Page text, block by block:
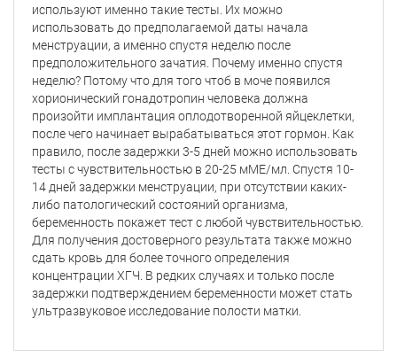
используют именно такие тесты. Их можно
использовать до предполагаемой даты начала
менструации, а именно спустя неделю после
предположительного зачатия. Почему именно спустя
неделю? Потому что для того чтоб в моче появился
хорионический гонадотропин человека должна
произойти имплантация оплодотворенной яйцеклетки,
после чего начинает вырабатываться этот гормон. Как
правило, после задержки 3-5 дней можно использовать
тесты с чувствительностью в 20-25 мМЕ/мл. Спустя 10-
14 дней задержки менструации, при отсутствии каких-
либо патологический состояний организма,
беременность покажет тест с любой чувствительностью.
Для получения достоверного результата также можно
сдать кровь для более точного определения
концентрации ХГЧ. В редких случаях и только после
задержки подтверждением беременности может стать
ультразвуковое исследование полости матки.